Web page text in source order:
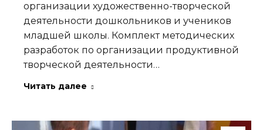
организации художественно-творческой
деятельности дошкольников и учеников
младшей школы. Комплект методических
разработок по организации продуктивной
творческой деятельности…
Читать далее